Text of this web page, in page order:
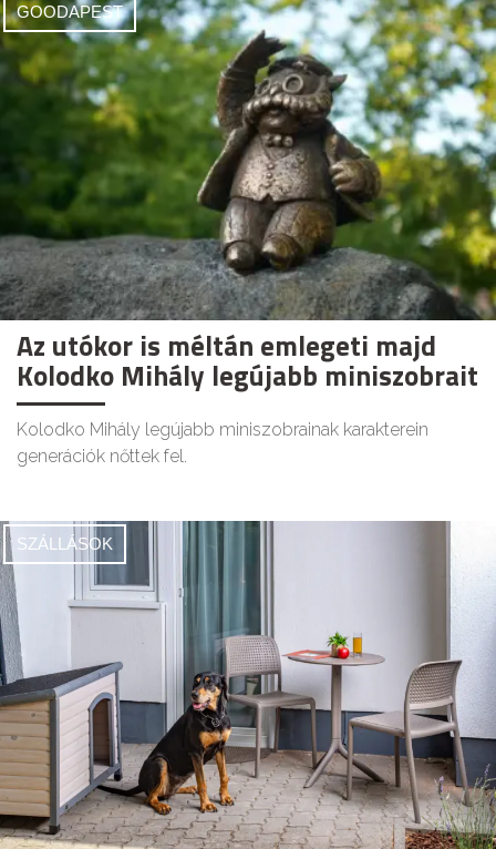
GOODAPEST
Az utókor is méltán emlegeti majd
Kolodko Mihály legújabb miniszobrait
Kolodko Mihály legújabb miniszobrainak karakterein
generációk nőttek fel.
SZÁLLÁSOK